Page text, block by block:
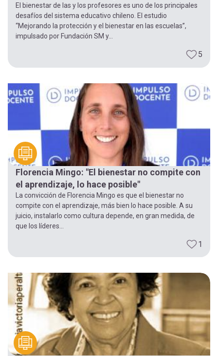
El bienestar de las y los profesores es uno de los principales
desafíos del sistema educativo chileno. El estudio
“Mejorando la protección y el bienestar en las escuelas”,
impulsado por Fundación SM y...
5
Florencia Mingo: "El bienestar no compite con
el aprendizaje, lo hace posible"
La convicción de Florencia Mingo es que el bienestar no
compite con el aprendizaje, más bien lo hace posible. A su
juicio, instalarlo como cultura depende, en gran medida, de
que los líderes...
1